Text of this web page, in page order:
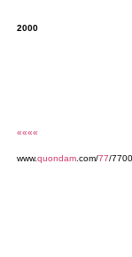
2000
««««
www.quondam .com/77/